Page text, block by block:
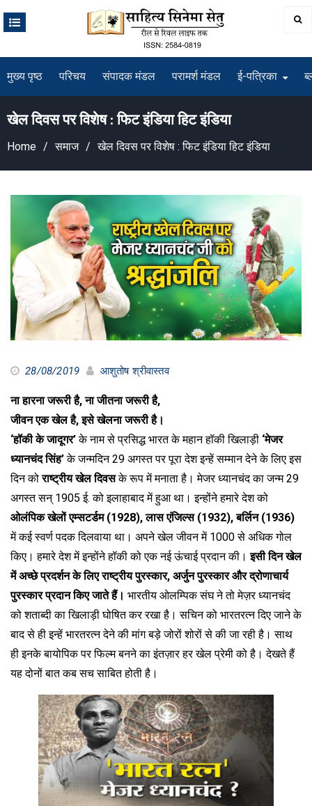
मुख्य पृष्ठ परिचय संपादक मंडल परामर्श मंडल ई-पत्रिका
खेल दिवस पर विशेष : फिट इंडिया हिट इंडिया
Home समाज खेल दिवस पर विशेष : फिट इंडिया हिट इंडिया
28/08/2019 आशुतोष श्रीवास्तव
ना हारना जरूरी है, ना जीतना जरूरी है,
जीवन एक खेल है, इसे खेलना जरूरी है।
‘हॉकी के जादूगर’के नाम से प्रसिद्ध भारत के महान हॉकी खिलाड़ी ‘मेजर
ध्यानचंद सिंह’के जन्मदिन 29 अगस्त पर पूरा देश इन्हें सम्मान देने के लिए इस
दिन कोराष्ट्रीय खेल दिवसके रूप में मनाता है। मेजर ध्यानचंद का जन्म 29
अगस्त सन्‌ 1905 ई. को इलाहाबाद में हुआ था। इन्होंने हमारे देश को
ओलंपिक खेलों एम्सटर्डम (1928), लास एंजिल्स (1932), बर्लिन (1936)
में कई स्वर्ण पदक दिलवाया था। अपने खेल जीवन में 1000 से अधिक गोल
किए। हमारे देश में इन्होंने हॉकी को एक नई ऊंचाई प्रदान की।इसी दिन खेल
में अच्छे प्रदर्शन के लिए राष्ट्रीय पुरस्कार, अर्जुन पुरस्कार और द्रोणाचार्य
पुरस्कार प्रदान किए जाते हैं। भारतीय ओलम्पिक संघ ने तो मेज़र ध्यानचंद
को शताब्दी का खिलाड़ी घोषित कर रखा है। सचिन को भारतरत्न दिए जाने के
बाद से ही इन्हें भारतरत्न देने की मांग बड़े जोरों शोरों से की जा रही है। साथ
ही इनके बायोपिक पर फिल्म बनने का इंतज़ार हर खेल प्रेमी को है। देखते हैं
यह दोनों बात कब सच साबित होती है।